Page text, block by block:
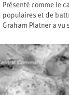
Présenté comme le
populaires et de
Graham Platner a vu